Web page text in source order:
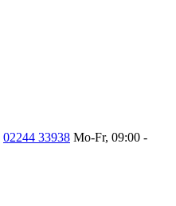
02244 33938 Mo-Fr, 09:00 -